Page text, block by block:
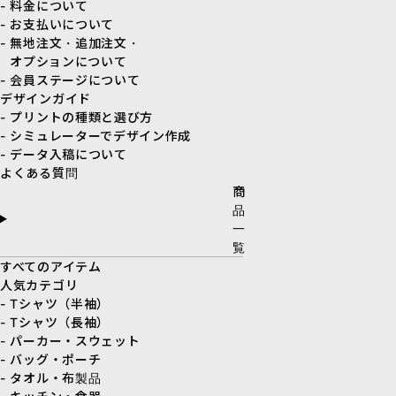
- 料金について
- お支払いについて
- 無地注文・追加注文・
オプションについて
- 会員ステージについて
デザインガイド
- プリントの種類と選び方
- シミュレーターでデザイン作成
- データ入稿について
よくある質問
商
品
一
覧
すべてのアイテム
人気カテゴリ
- Tシャツ（半袖）
- Tシャツ（長袖）
- パーカー・スウェット
- バッグ・ポーチ
- タオル・布製品